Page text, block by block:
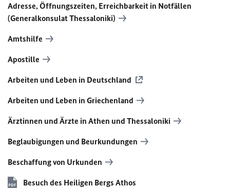
Adresse, Öffnungszeiten, Erreichbarkeit in Notfällen
(Generalkonsulat Thessaloniki)
Amtshilfe
Apostille
Arbeiten und Leben in Deutschland
Arbeiten und Leben in Griechenland
Ärztinnen und Ärzte in Athen und Thessaloniki
Beglaubigungen und Beurkundungen
Beschaffung von Urkunden
Besuch des Heiligen Bergs Athos